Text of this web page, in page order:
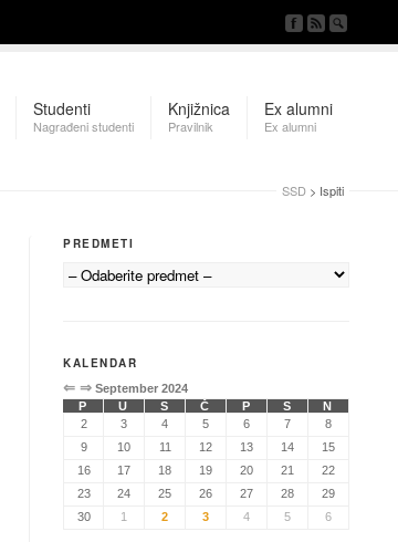
Studenti
Nagrađeni studenti
Knjižnica
Pravilnik
Ex alumni
Ex alumni
SSD > Ispiti
PREDMETI
KALENDAR
⇐ ⇒ September 2024
P
U S Č P S
N
2
3 4 5 6 7
8
9
10 11 12 13 14
15
16
17 18 19 20 21
22
23
24 25 26 27 28
29
30
1 2 3 4 5 6